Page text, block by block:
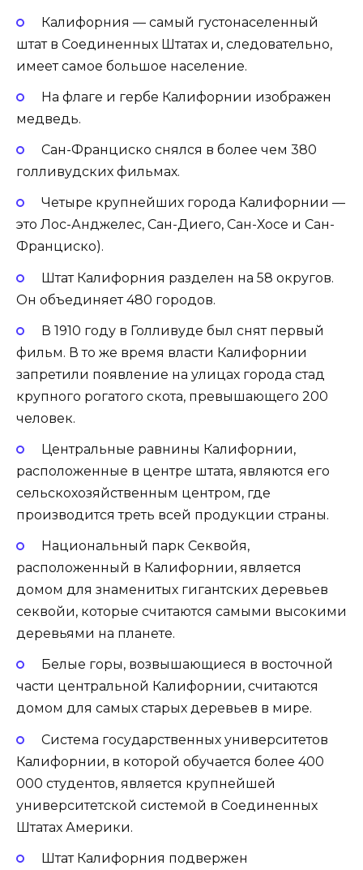
Калифорния — самый густонаселенный
штат в Соединенных Штатах и, следовательно,
имеет самое большое население.
На флаге и гербе Калифорнии изображен
медведь.
Сан-Франциско снялся в более чем 380
голливудских фильмах.
Четыре крупнейших города Калифорнии —
это Лос-Анджелес, Сан-Диего, Сан-Хосе и Сан-
Франциско).
Штат Калифорния разделен на 58 округов.
Он объединяет 480 городов.
В 1910 году в Голливуде был снят первый
фильм. В то же время власти Калифорнии
запретили появление на улицах города стад
крупного рогатого скота, превышающего 200
человек.
Центральные равнины Калифорнии,
расположенные в центре штата, являются его
сельскохозяйственным центром, где
производится треть всей продукции страны.
Национальный парк Секвойя,
расположенный в Калифорнии, является
домом для знаменитых гигантских деревьев
секвойи, которые считаются самыми высокими
деревьями на планете.
Белые горы, возвышающиеся в восточной
части центральной Калифорнии, считаются
домом для самых старых деревьев в мире.
Система государственных университетов
Калифорнии, в которой обучается более 400
000 студентов, является крупнейшей
университетской системой в Соединенных
Штатах Америки.
Штат Калифорния подвержен